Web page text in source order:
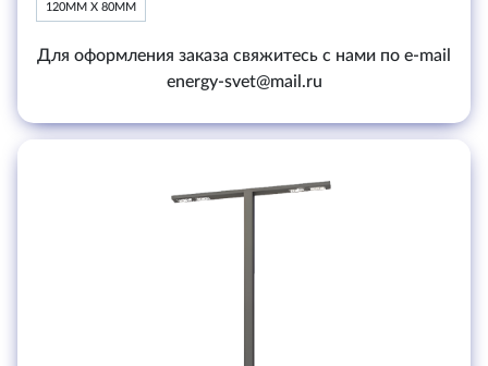
120ММ Х 80ММ
Для оформления заказа свяжитесь с нами по e-mail
energy-svet@mail.ru